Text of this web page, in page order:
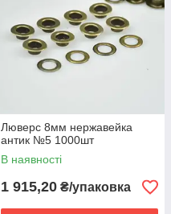
Люверс 8мм нержавейка
антик №5 1000шт
В наявності
1 915,20 ₴/упаковка